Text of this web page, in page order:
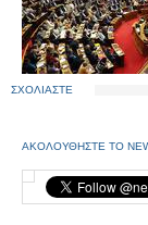
ΣΧΟΛΙΑΣΤΕ
ΑΚΟΛΟΥΘΗΣΤΕ ΤΟ